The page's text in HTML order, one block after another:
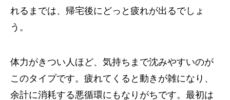
れるまでは、帰宅後にどっと疲れが出るでしょ
う。
体力がきつい人ほど、気持ちまで沈みやすいのが
このタイプです。疲れてくると動きが雑になり、
余計に消耗する悪循環にもなりがちです。最初は